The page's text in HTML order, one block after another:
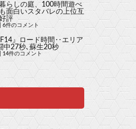
らしの庭、100時間遊べ
面白いスタバレの上位互
評
6件のコメント
』ロード時間‥エリア
中27秒､蘇生20秒
14件のコメント